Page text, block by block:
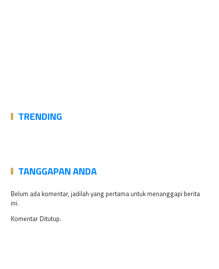
TRENDING
TANGGAPAN ANDA
Belum ada komentar, jadilah yang pertama untuk menanggapi berita
ini.
Komentar Ditutup.